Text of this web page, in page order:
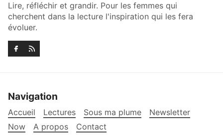
Lire, réfléchir et grandir. Pour les femmes qui
cherchent dans la lecture l'inspiration qui les fera
évoluer.
Navigation
Accueil Lectures Sous ma plume
Newsletter
Now
A propos Contact